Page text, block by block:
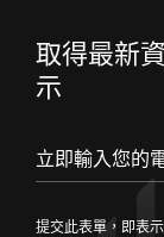
取得最新
示
提交此表單，即表